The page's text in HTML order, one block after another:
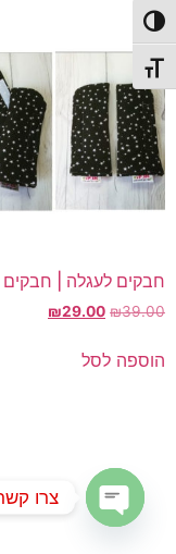
הפעל/כבה ניגודיות גבוהה
מתג גודל גופן
חבקים לעגלה |
₪39.00
המחיר
היה:
₪29.00
הוספה לסל
צרו קשר